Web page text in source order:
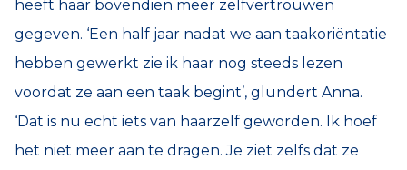
heeft haar bovendien meer zelfvertrouwen
gegeven. ‘Een half jaar nadat we aan taakoriëntatie
hebben gewerkt zie ik haar nog steeds lezen
voordat ze aan een taak begint’, glundert Anna.
‘Dat is nu echt iets van haarzelf geworden. Ik hoef
het niet meer aan te dragen. Je ziet zelfs dat ze